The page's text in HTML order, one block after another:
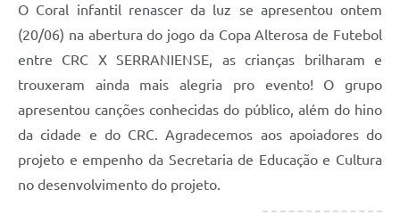
O Coral infantil renascer da luz se apresentou ontem
(20/06) na abertura do jogo da Copa Alterosa de Futebol
entre CRC X SERRANIENSE, as crianças brilharam e
trouxeram ainda mais alegria pro evento! O grupo
apresentou canções conhecidas do público, além do hino
da cidade e do CRC. Agradecemos aos apoiadores do
projeto e empenho da Secretaria de Educação e Cultura
no desenvolvimento do projeto.